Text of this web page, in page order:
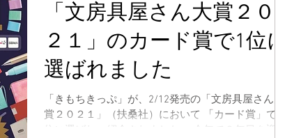
「文房具屋さん大賞２０
２１」のカード賞で1位に
選ばれました
「きもちきっぷ」が、2/12発売の「文房具屋さん大
賞２０２１」（扶桑社）において 「カード賞」で1
位に選ばれ、紹介されました。 今年で９年目を迎え